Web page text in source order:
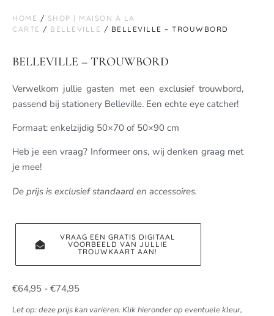
HOME / SHOP | MAISON À LA
CARTE / BELLEVILLE / BELLEVILLE – TROUWBORD
BELLEVILLE – TROUWBORD
Verwelkom jullie gasten met een exclusief trouwbord,
passend bij stationery Belleville. Een echte eye catcher!
Formaat: enkelzijdig 50×70 of 50×90 cm
Heb je een vraag? Informeer ons, wij denken graag met
je mee!
De prijs is exclusief standaard en accessoires.
VRAAG EEN GRATIS DIGITAAL
VOORBEELD VAN JULLIE
TROUWKAART AAN!
€64,95 - €74,95
Let op: deze prijs kan variëren. Klik hieronder op eventuele kleur,